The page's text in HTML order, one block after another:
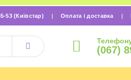
53 (Київстар) Оплата і доставка
(067)